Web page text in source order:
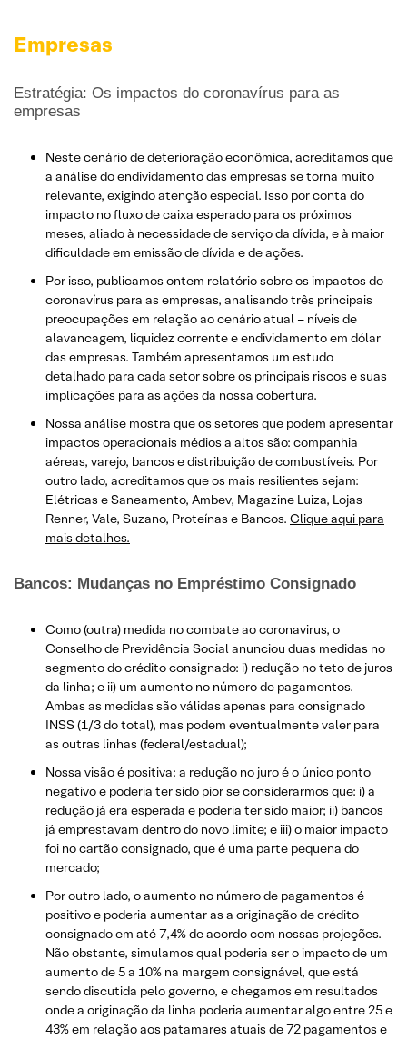
Empresas
Estratégia: Os impactos do coronavírus para as
empresas
Neste cenário de deterioração econômica, acreditamos que
a análise do endividamento das empresas se torna muito
relevante, exigindo atenção especial. Isso por conta do
impacto no fluxo de caixa esperado para os próximos
meses, aliado à necessidade de serviço da dívida, e à maior
dificuldade em emissão de dívida e de ações.
Por isso, publicamos ontem relatório sobre os impactos do
coronavírus para as empresas, analisando três principais
preocupações em relação ao cenário atual – níveis de
alavancagem, liquidez corrente e endividamento em dólar
das empresas. Também apresentamos um estudo
detalhado para cada setor sobre os principais riscos e suas
implicações para as ações da nossa cobertura.
Nossa análise mostra que os setores que podem apresentar
impactos operacionais médios a altos são: companhia
aéreas, varejo, bancos e distribuição de combustíveis. Por
outro lado, acreditamos que os mais resilientes sejam:
Elétricas e Saneamento, Ambev, Magazine Luiza, Lojas
Renner, Vale, Suzano, Proteínas e Bancos. Clique aqui para
mais detalhes.
Bancos: Mudanças no Empréstimo Consignado
Como (outra) medida no combate ao coronavirus, o
Conselho de Previdência Social anunciou duas medidas no
segmento do crédito consignado: i) redução no teto de juros
da linha; e ii) um aumento no número de pagamentos.
Ambas as medidas são válidas apenas para consignado
INSS (1/3 do total), mas podem eventualmente valer para
as outras linhas (federal/estadual);
Nossa visão é positiva: a redução no juro é o único ponto
negativo e poderia ter sido pior se considerarmos que: i) a
redução já era esperada e poderia ter sido maior; ii) bancos
já emprestavam dentro do novo limite; e iii) o maior impacto
foi no cartão consignado, que é uma parte pequena do
mercado;
Por outro lado, o aumento no número de pagamentos é
positivo e poderia aumentar as a originação de crédito
consignado em até 7,4% de acordo com nossas projeções.
Não obstante, simulamos qual poderia ser o impacto de um
aumento de 5 a 10% na margem consignável, que está
sendo discutida pelo governo, e chegamos em resultados
onde a originação da linha poderia aumentar algo entre 25 e
43% em relação aos patamares atuais de 72 pagamentos e